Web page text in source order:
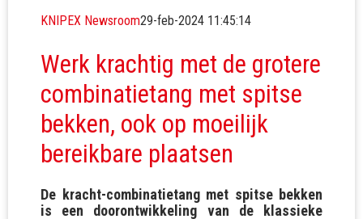
KNIPEX Newsroom29-feb-2024 11:45:14
Werk krachtig met de grotere
combinatietang met spitse
bekken, ook op moeilijk
bereikbare plaatsen
De kracht-combinatietang met spitse bekken
is een doorontwikkeling van de klassieke